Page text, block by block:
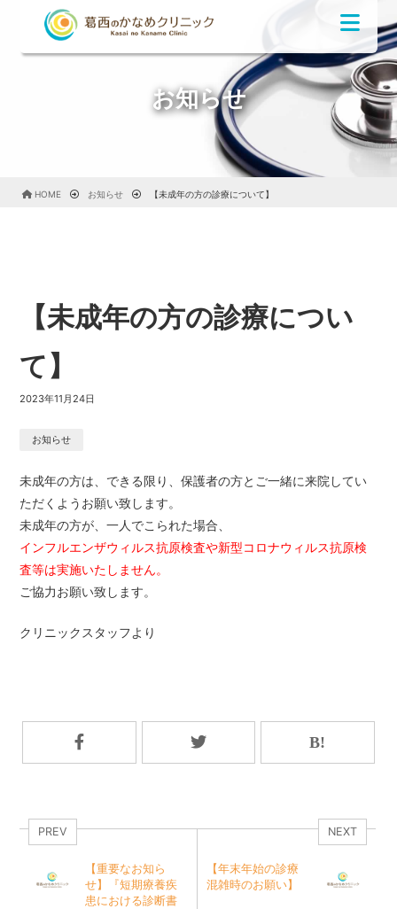
お知らせ
HOME お知らせ 【未成年の方の診療について】
【未成年の方の診療につい
て】
2023年11月24日
お知らせ
未成年の方は、できる限り、保護者の方とご一緒に来院してい
ただくようお願い致します。
未成年の方が、一人でこられた場合、
インフルエンザウィルス抗原検査や新型コロナウィルス抗原検
査等は実施いたしません。
ご協力お願い致します。
クリニックスタッフより
PREV
【重要なお知ら
せ】『短期療養疾
患における診断書
NEXT
【年末年始の診療
混雑時のお願い】